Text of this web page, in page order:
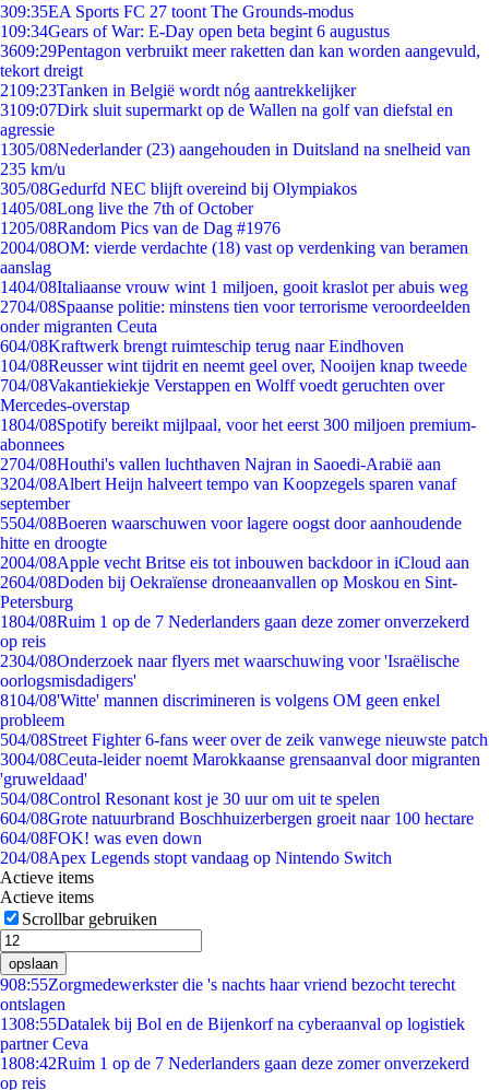
309:35EA Sports FC 27 toont The Grounds-modus
109:34Gears of War: E-Day open beta begint 6 augustus
3609:29Pentagon verbruikt meer raketten dan kan worden aangevuld,
tekort dreigt
2109:23Tanken in België wordt nóg aantrekkelijker
3109:07Dirk sluit supermarkt op de Wallen na golf van diefstal en
agressie
1305/08Nederlander (23) aangehouden in Duitsland na snelheid van
235 km/u
305/08Gedurfd NEC blijft overeind bij Olympiakos
1405/08Long live the 7th of October
1205/08Random Pics van de Dag #1976
2004/08OM: vierde verdachte (18) vast op verdenking van beramen
aanslag
1404/08Italiaanse vrouw wint 1 miljoen, gooit kraslot per abuis weg
2704/08Spaanse politie: minstens tien voor terrorisme veroordeelden
onder migranten Ceuta
604/08Kraftwerk brengt ruimteschip terug naar Eindhoven
104/08Reusser wint tijdrit en neemt geel over, Nooijen knap tweede
704/08Vakantiekiekje Verstappen en Wolff voedt geruchten over
Mercedes-overstap
1804/08Spotify bereikt mijlpaal, voor het eerst 300 miljoen premium-
abonnees
2704/08Houthi's vallen luchthaven Najran in Saoedi-Arabië aan
3204/08Albert Heijn halveert tempo van Koopzegels sparen vanaf
september
5504/08Boeren waarschuwen voor lagere oogst door aanhoudende
hitte en droogte
2004/08Apple vecht Britse eis tot inbouwen backdoor in iCloud aan
2604/08Doden bij Oekraïense droneaanvallen op Moskou en Sint-
Petersburg
1804/08Ruim 1 op de 7 Nederlanders gaan deze zomer onverzekerd
op reis
2304/08Onderzoek naar flyers met waarschuwing voor 'Israëlische
oorlogsmisdadigers'
8104/08'Witte' mannen discrimineren is volgens OM geen enkel
probleem
504/08Street Fighter 6-fans weer over de zeik vanwege nieuwste patch
3004/08Ceuta-leider noemt Marokkaanse grensaanval door migranten
'gruweldaad'
504/08Control Resonant kost je 30 uur om uit te spelen
604/08Grote natuurbrand Boschhuizerbergen groeit naar 100 hectare
604/08FOK! was even down
204/08Apex Legends stopt vandaag op Nintendo Switch
Actieve items
Actieve items
Scrollbar gebruiken
opslaan
908:55Zorgmedewerkster die 's nachts haar vriend bezocht terecht
ontslagen
1308:55Datalek bij Bol en de Bijenkorf na cyberaanval op logistiek
partner Ceva
1808:42Ruim 1 op de 7 Nederlanders gaan deze zomer onverzekerd
op reis